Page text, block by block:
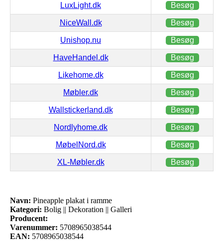
LuxLight.dk Besøg
NiceWall.dk Besøg
Unishop.nu Besøg
HaveHandel.dk Besøg
Likehome.dk Besøg
Møbler.dk Besøg
Wallstickerland.dk Besøg
Nordlyhome.dk Besøg
MøbelNord.dk Besøg
XL-Møbler.dk Besøg
Navn: Pineapple plakat i ramme
Kategori: Bolig || Dekoration || Galleri
Producent:
Varenummer: 5708965038544
EAN: 5708965038544